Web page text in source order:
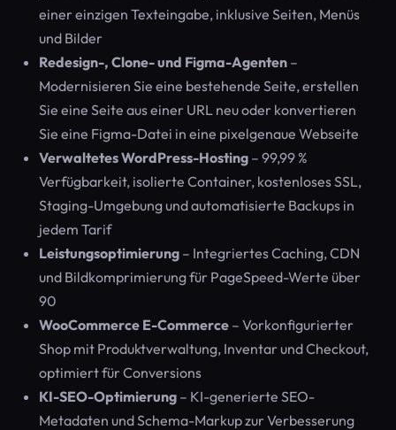
einer einzigen Texteingabe, inklusive Seiten, Menüs
und Bilder
Redesign-, Clone- und Figma-Agenten –
Modernisieren Sie eine bestehende Seite, erstellen
Sie eine Seite aus einer URL neu oder konvertieren
Sie eine Figma-Datei in eine pixelgenaue Webseite
Verwaltetes WordPress-Hosting – 99,99 %
Verfügbarkeit, isolierte Container, kostenloses SSL,
Staging-Umgebung und automatisierte Backups in
jedem Tarif
Leistungsoptimierung – Integriertes Caching, CDN
und Bildkomprimierung für PageSpeed-Werte über
90
WooCommerce E-Commerce – Vorkonfigurierter
Shop mit Produktverwaltung, Inventar und Checkout,
optimiert für Conversions
KI-SEO-Optimierung – KI-generierte SEO-
Metadaten und Schema-Markup zur Verbesserung